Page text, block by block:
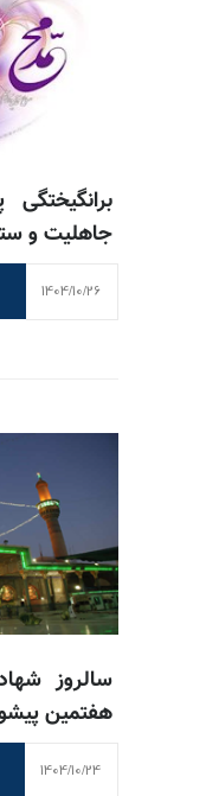
جاهلیت و
1404/10/26
سالروز
هفتمین
1404/10/24